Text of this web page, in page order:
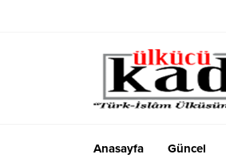
Anasayfa Güncel